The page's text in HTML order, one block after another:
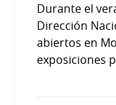
Durante el
Dirección
abiertos en
exposiciones